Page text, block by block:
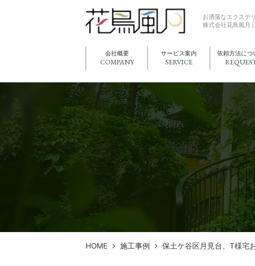
お洒落なエクステ
株式会社花鳥風月
会社概要
COMPANY
サービス案内
SERVICE
依頼方法につ
HOME 施工事例 保土ケ谷区月見台、T様宅